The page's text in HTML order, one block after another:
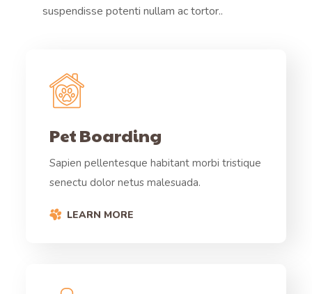
suspendisse potenti nullam ac tortor..
Pet Boarding
Sapien pellentesque habitant morbi tristique
senectu dolor netus malesuada.
LEARN MORE